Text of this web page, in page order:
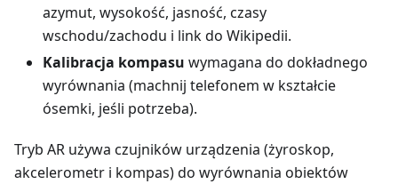
azymut, wysokość, jasność, czasy
wschodu/zachodu i link do Wikipedii.
Kalibracja kompasu wymagana do dokładnego
wyrównania (machnij telefonem w kształcie
ósemki, jeśli potrzeba).
Tryb AR używa czujników urządzenia (żyroskop,
akcelerometr i kompas) do wyrównania obiektów